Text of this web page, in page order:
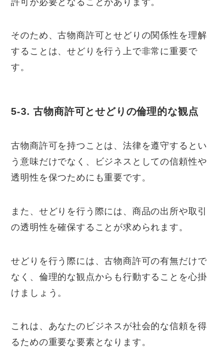
そのため、古物商許可とせどりの関係性を理解
することは、せどりを行う上で非常に重要で
す。
5-3. 古物商許可とせどりの倫理的な観点
古物商許可を持つことは、法律を遵守するとい
う意味だけでなく、ビジネスとしての信頼性や
透明性を保つためにも重要です。
また、せどりを行う際には、商品の出所や取引
の透明性を確保することが求められます。
せどりを行う際には、古物商許可の有無だけで
なく、倫理的な観点からも行動することを心掛
けましょう。
これは、あなたのビジネスが社会的な信頼を得
るための重要な要素となります。